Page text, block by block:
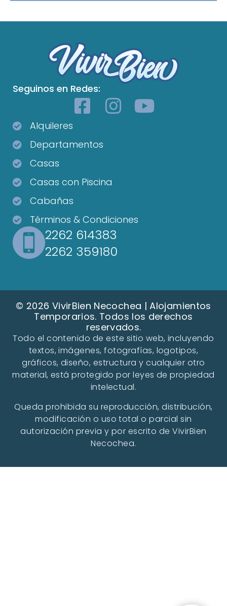
Seguinos en Redes:
Alquileres
Departamentos
Casas
Casas con Piscina
Cabañas
Términos & Condiciones
2262 614383
2262 359180
© 2026 VivirBien Necochea | Alojamientos
Temporarios. Todos los derechos
reservados.
Todo el contenido de este sitio web, incluyendo
textos, imágenes, fotografías, logotipos,
gráficos, diseño, estructura y cualquier otro
material, está protegido por leyes de propiedad
intelectual.
Queda prohibida su reproducción, distribución,
modificación o uso total o parcial sin
autorización previa y por escrito de VivirBien
Necochea.